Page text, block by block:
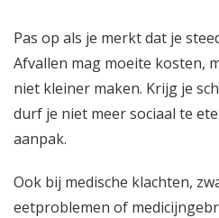
Pas op als je merkt dat je
Afvallen mag moeite kosten,
niet kleiner maken. Krijg je
durf je niet meer sociaal te
aanpak.
Ook bij medische klachten,
eetproblemen of